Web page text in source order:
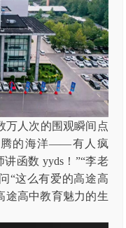
万人次的围观瞬间点
腾的海洋——有人疯
函数 yyds！”“李老
“这么有爱的高途高
途高中教育魅力的生